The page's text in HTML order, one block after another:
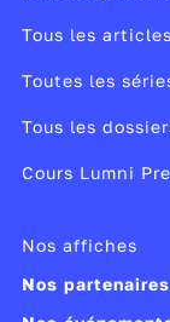
Tous les
Toutes les
Tous les
Cours Lumni
Nos affiches
Nos partenaires